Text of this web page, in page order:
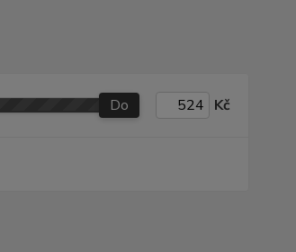
Do Kč